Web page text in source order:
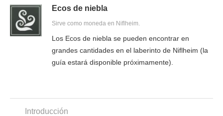
Ecos de niebla
Sirve como moneda en Niflheim.
Los Ecos de niebla se pueden encontrar en
grandes cantidades en el laberinto de Niflheim (la
guía estará disponible próximamente).
Introducción